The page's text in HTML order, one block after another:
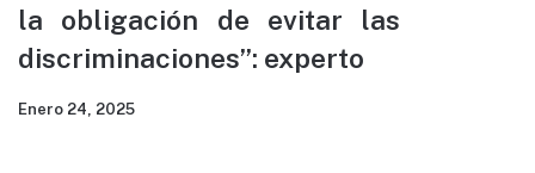
la obligación de evitar las
discriminaciones”: experto
Enero 24, 2025